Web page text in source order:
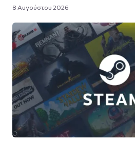
8 Αυγούστου 2026